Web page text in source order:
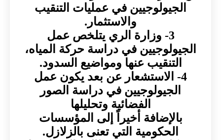
الجيولوجيين في عمليات التنقيب
والاستثمار.
3- وزارة الري يتلخص عمل
الجيولوجيين في دراسة حركة المياه،
التنقيب عنها ومواضيع السدود.
4- الاستشعار عن بعد يكون عمل
الجيولوجيين في دراسة الصور
الفضائية وتحليلها
بالإضافة أخيراً إلى المؤسسات
الحكومية التي تعنى بالزلازل.